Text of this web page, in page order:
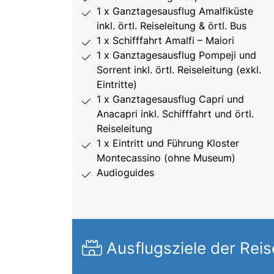
1 x Ganztagesausflug Amalfiküste
inkl. örtl. Reiseleitung & örtl. Bus
1 x Schifffahrt Amalfi – Maiori
1 x Ganztagesausflug Pompeji und
Sorrent inkl. örtl. Reiseleitung (exkl.
Eintritte)
1 x Ganztagesausflug Capri und
Anacapri inkl. Schifffahrt und örtl.
Reiseleitung
1 x Eintritt und Führung Kloster
Montecassino (ohne Museum)
Audioguides
Ausflugsziele der